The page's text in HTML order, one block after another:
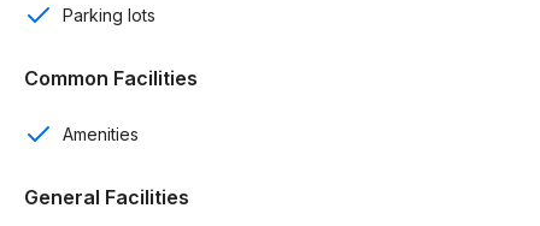
Bathrooms de visitas
Parking lots
Common Facilities
Amenities
General Facilities